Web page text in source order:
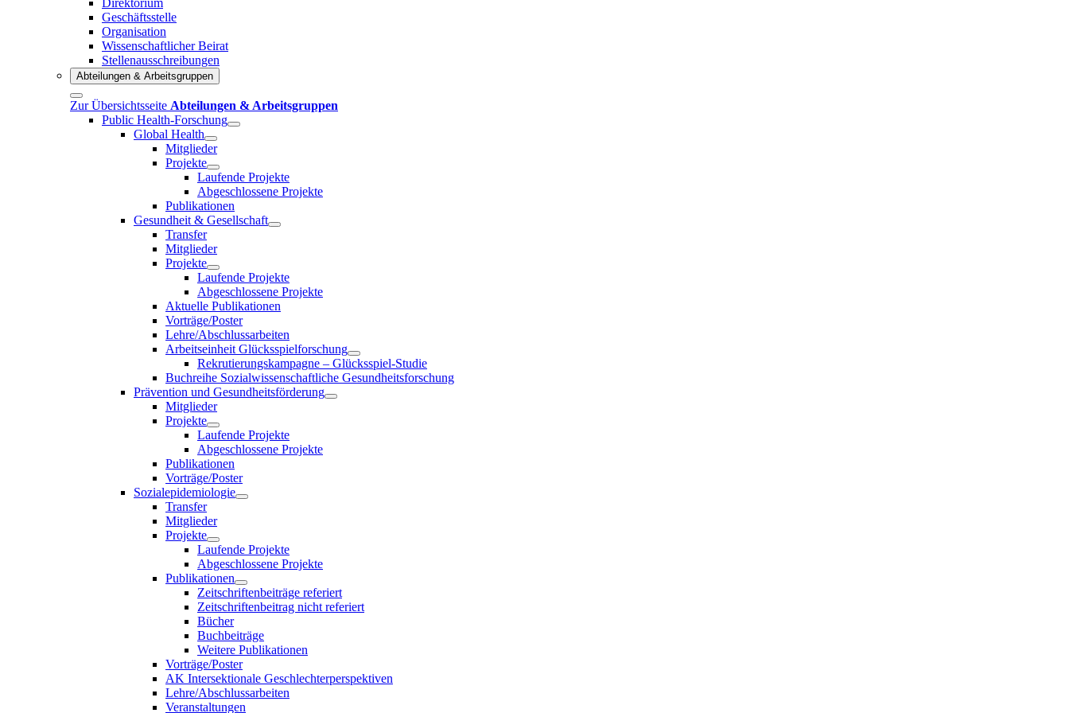
Geschäftsstelle
Organisation
Wissenschaftlicher Beirat
Stellenausschreibungen
Abteilungen & Arbeitsgruppen
Zur Übersichtsseite Abteilungen & Arbeitsgruppen
Public Health-Forschung
Global Health
Mitglieder
Projekte
Laufende Projekte
Abgeschlossene Projekte
Publikationen
Gesundheit & Gesellschaft
Transfer
Mitglieder
Projekte
Laufende Projekte
Abgeschlossene Projekte
Aktuelle Publikationen
Vorträge/Poster
Lehre/Abschlussarbeiten
Arbeitseinheit Glücksspielforschung
Rekrutierungskampagne – Glücksspiel-Studie
Buchreihe Sozialwissenschaftliche Gesundheitsforschung
Prävention und Gesundheitsförderung
Mitglieder
Projekte
Laufende Projekte
Abgeschlossene Projekte
Publikationen
Vorträge/Poster
Sozialepidemiologie
Transfer
Mitglieder
Projekte
Laufende Projekte
Abgeschlossene Projekte
Publikationen
Zeitschriftenbeiträge referiert
Zeitschriftenbeitrag nicht referiert
Bücher
Buchbeiträge
Weitere Publikationen
Vorträge/Poster
AK Intersektionale Geschlechterperspektiven
Lehre/Abschlussarbeiten
Veranstaltungen